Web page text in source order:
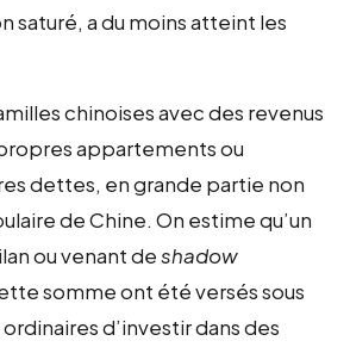
saturé, a du moins atteint les
chinoises avec des revenus
appartements ou
dettes, en grande partie non
de Chine. On estime qu’un
ou venant deshadow
somme ont été versés sous
d’investir dans des